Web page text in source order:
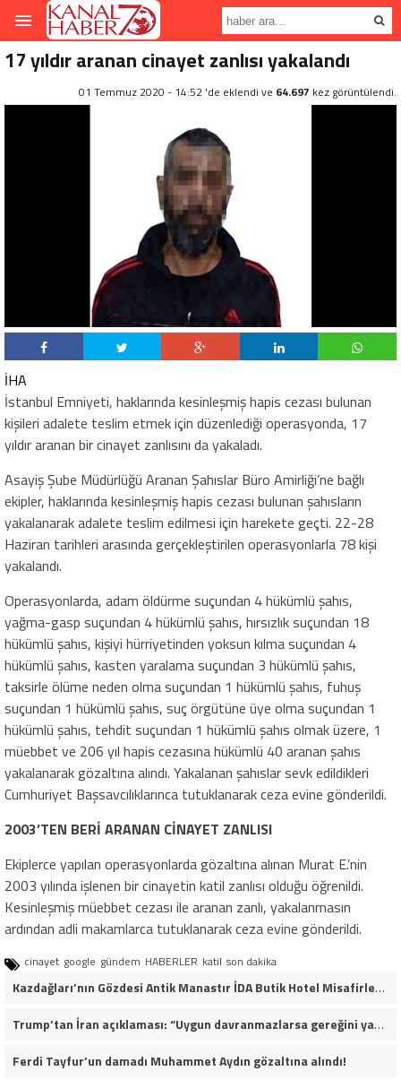
17 yıldır aranan cinayet zanlısı yakalandı
01 Temmuz 2020 - 14:52 'de eklendi ve 64.697 kez görüntülendi.
İHA
İstanbul Emniyeti, haklarında kesinleşmiş hapis cezası bulunan
kişileri adalete teslim etmek için düzenlediği operasyonda, 17
yıldır aranan bir cinayet zanlısını da yakaladı.
Asayiş Şube Müdürlüğü Aranan Şahıslar Büro Amirliği’ne bağlı
ekipler, haklarında kesinleşmiş hapis cezası bulunan şahısların
yakalanarak adalete teslim edilmesi için harekete geçti. 22-28
Haziran tarihleri arasında gerçekleştirilen operasyonlarla 78 kişi
yakalandı.
Operasyonlarda, adam öldürme suçundan 4 hükümlü şahıs,
yağma-gasp suçundan 4 hükümlü şahıs, hırsızlık suçundan 18
hükümlü şahıs, kişiyi hürriyetinden yoksun kılma suçundan 4
hükümlü şahıs, kasten yaralama suçundan 3 hükümlü şahıs,
taksirle ölüme neden olma suçundan 1 hükümlü şahıs, fuhuş
suçundan 1 hükümlü şahıs, suç örgütüne üye olma suçundan 1
hükümlü şahıs, tehdit suçundan 1 hükümlü şahıs olmak üzere, 1
müebbet ve 206 yıl hapis cezasına hükümlü 40 aranan şahıs
yakalanarak gözaltına alındı. Yakalanan şahıslar sevk edildikleri
Cumhuriyet Başsavcılıklarınca tutuklanarak ceza evine gönderildi.
2003’TEN BERİ ARANAN CİNAYET ZANLISI
Ekiplerce yapılan operasyonlarda gözaltına alınan Murat E.’nin
2003 yılında işlenen bir cinayetin katil zanlısı olduğu öğrenildi.
Kesinleşmiş müebbet cezası ile aranan zanlı, yakalanmasın
ardından adli makamlarca tutuklanarak ceza evine gönderildi.
cinayet google gündem HABERLER katil son dakika
Kazdağları’nın Gözdesi Antik Manastır İDA Butik Hotel Misafirlerinden Tam Not Alıyor
Trump’tan İran açıklaması: “Uygun davranmazlarsa gereğini yaparım”
Ferdi Tayfur’un damadı Muhammet Aydın gözaltına alındı!